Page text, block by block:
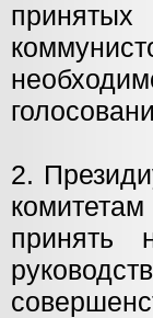
2.
принять